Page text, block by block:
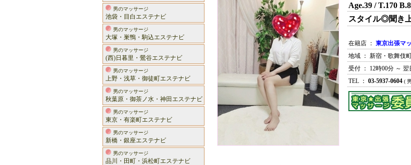
男のマッサージ
池袋・目白エステナビ
男のマッサージ
大塚・巣鴨・駒込エステナビ
男のマッサージ
(西)日暮里・鶯谷エステナビ
男のマッサージ
上野・浅草・御徒町エステナビ
男のマッサージ
秋葉原・御茶ノ水・神田エステナビ
男のマッサージ
東京・有楽町エステナビ
男のマッサージ
新橋・銀座エステナビ
男のマッサージ
品川・田町・浜松町エステナビ
Age.39 / T.170
スタイル◎聞き
在籍店 ： 東京出張マ
地域 ： 新宿・歌舞伎
受付 ： 12時00分 ～ 翌
TEL ： 03-5937-0604 (